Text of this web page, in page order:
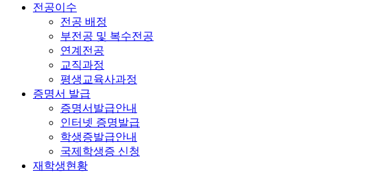
전공이수
전공 배정
부전공 및 복수전공
연계전공
교직과정
평생교육사과정
증명서 발급
증명서발급안내
인터넷 증명발급
학생증발급안내
국제학생증 신청
재학생현황